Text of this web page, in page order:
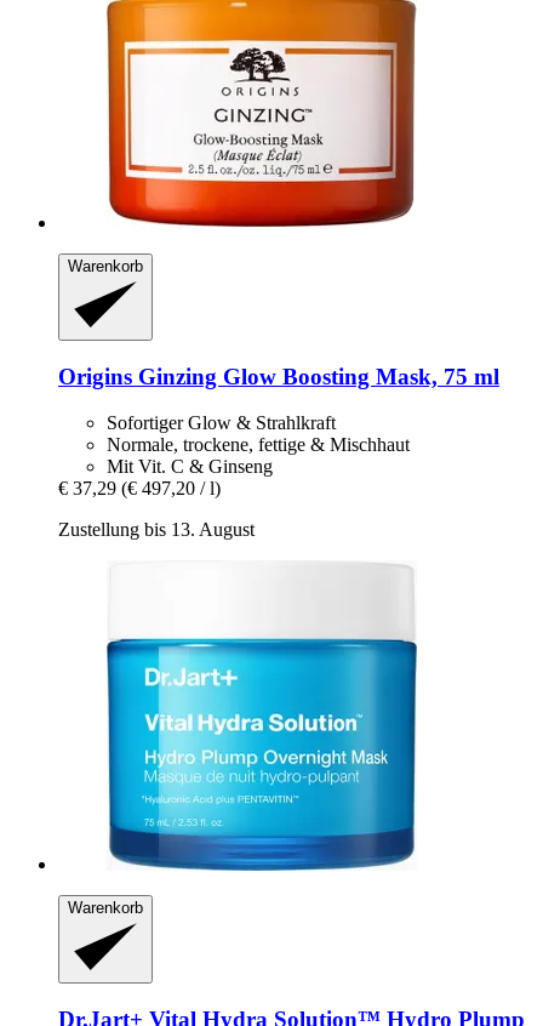
Warenkorb
Origins Ginzing Glow Boosting Mask, 75 ml
Sofortiger Glow & Strahlkraft
Normale, trockene, fettige & Mischhaut
Mit Vit. C & Ginseng
€ 37,29 (€ 497,20 / l)
Zustellung bis 13. August
Warenkorb
Dr.Jart+ Vital Hydra Solution™ Hydro Plump